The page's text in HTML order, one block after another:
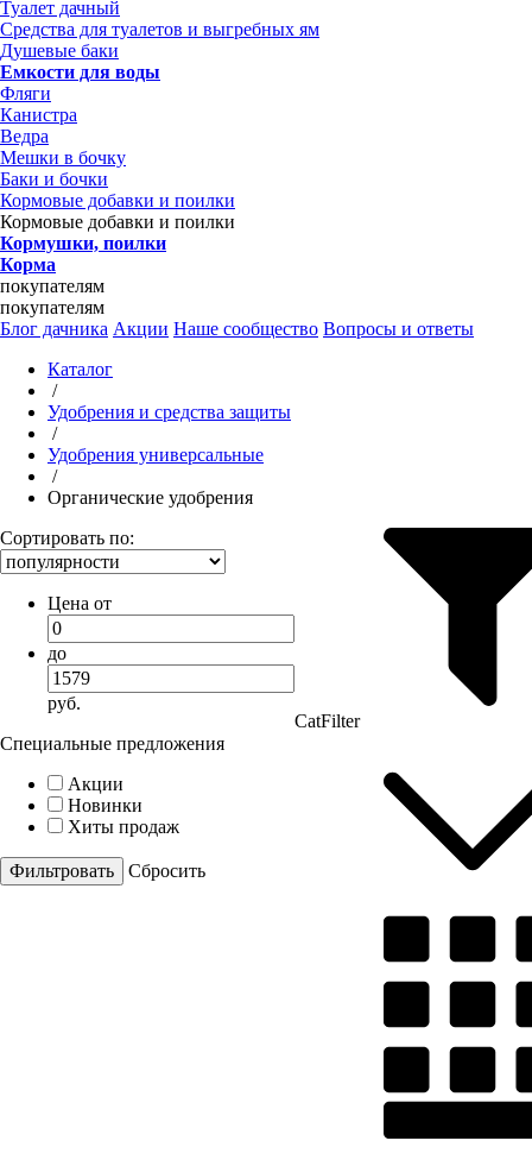
Туалет дачный
Средства для туалетов и выгребных ям
Душевые баки
Емкости для воды
Фляги
Канистра
Ведра
Мешки в бочку
Баки и бочки
Кормовые добавки и поилки
Кормовые добавки и поилки
Кормушки, поилки
Корма
покупателям
покупателям
Блог дачника Акции Наше сообщество Вопросы и ответы
Каталог
/
Удобрения и средства защиты
/
Удобрения универсальные
/
Органические удобрения
Сортировать по:
Цена от
до
руб.
Специальные предложения
Акции
Новинки
Хиты продаж
Cбросить
CatFilter